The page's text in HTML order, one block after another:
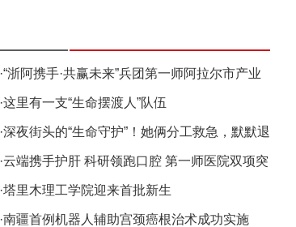
·“浙阿携手·共赢未来”兵团第一师阿拉尔市产业
对
·这里有一支“生命摆渡人”队伍
·深夜街头的“生命守护”！她俩分工救急，默默退
场
·云端携手护肝 科研领跑口腔 第一师医院双项突
破惠
·塔里木理工学院迎来首批新生
·南疆首例机器人辅助宫颈癌根治术成功实施